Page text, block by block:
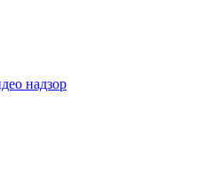
надзор